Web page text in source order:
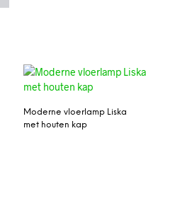
Moderne vloerlamp Liska
met houten kap